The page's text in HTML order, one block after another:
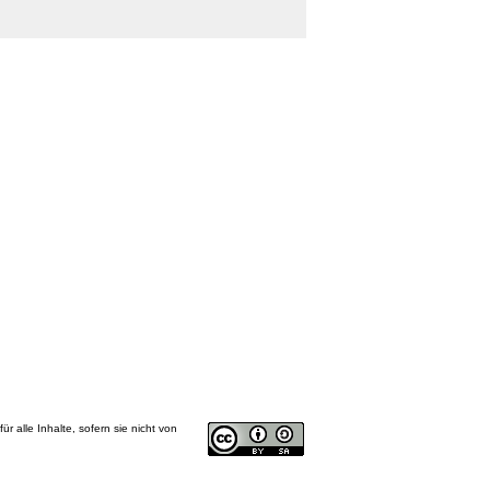
alle Inhalte, sofern sie nicht von